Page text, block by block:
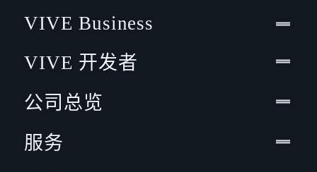
VIVE Business
VIVE 开发者
公司总览
服务